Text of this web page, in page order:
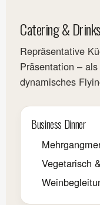
Catering & Drinks
Repräsentative
Präsentation –
dynamisches
Business Dinner
Vegetarisch